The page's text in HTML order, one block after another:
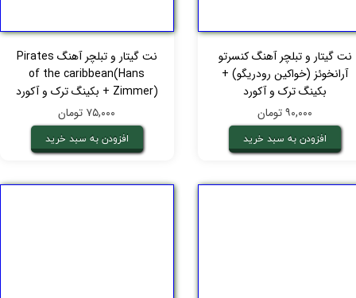
نت گیتار و تبلچر آهنگ کنسرتو
آرانخوئز (خواکین رودریگو) +
بکینگ ترک و آکورد
۹۰,۰۰۰ تومان
افزودن به سبد خرید
نت گیتار و تبلچر آهنگ Pirates
of the caribbean(Hans
Zimmer) + بکینگ ترک و آکورد
۷۵,۰۰۰ تومان
افزودن به سبد خرید